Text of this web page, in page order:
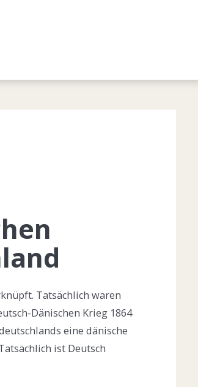
Tatsächlich waren
Dänischen Krieg 1864
eine dänische
ist Deutsch